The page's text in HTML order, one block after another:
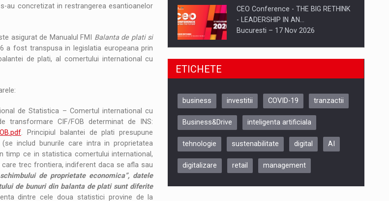
au concretizat in restrangerea esantioanelor
asigurat de Manualul FMI Balanta de plati si
a fost transpusa in legislatia europeana prin
de plati, al comertului international cu
de Statistica – Comertul international cu
transformare CIF/FOB determinat de INS:
. Principiul balantei de plati presupune
includ bunurile care intra in proprietatea
timp ce in statistica comertului international,
trec frontiera, indiferent daca se afla sau
de proprietate economica”, datele
de bunuri din balanta de plati sunt diferite
dintre cele doua statistici provine de la
CEO Conference - THE BIG RETHINK
- LEADERSHIP IN AN…
Bucuresti – 17 Nov 2026
Be Inspired. Make it Happen!, CLUJ, 9
ARTEMIS LETO, ORADEA, 8
Oradea – 8 Oct 2026
ETICHETE
business investitii COVID-19 tranzactii
Business&Drive inteligenta artificiala
tehnologie sustenabilitate digital AI
digitalizare retail management